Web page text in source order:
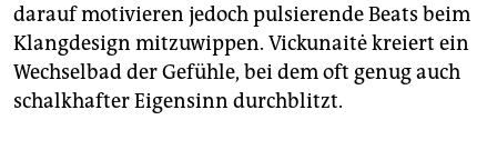
darauf motivieren jedoch pulsierende Beats beim
Klangdesign mitzuwippen. Vickunaitė kreiert ein
Wechselbad der Gefühle, bei dem oft genug auch
schalkhafter Eigensinn durchblitzt.